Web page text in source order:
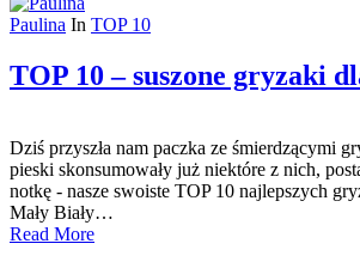
Paulina In TOP 10
TOP 10 – suszone gryzaki
Dziś przyszła nam paczka ze śmierdzącymi
pieski skonsumowały już niektóre z nich,
notkę - nasze swoiste TOP 10 najlepszych
Mały Biały…
Read More